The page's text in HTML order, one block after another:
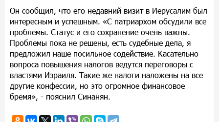
Он сообщил, что его недавний визит в Иерусалим был
интересным и успешным. «С патриархом обсудили все
проблемы. Статус и его сохранение очень важны.
Проблемы пока не решены, есть судебные дела, я
предложил наше посильное содействие. Касательно
вопроса повышения налогов ведутся переговоры с
властями Израиля. Такие же налоги наложены на все
другие конфессии, но это огромное финансовое
бремя», - пояснил Синанян.